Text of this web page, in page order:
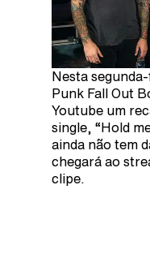
Nesta
Punk Fall Out
Youtube um
single, “Hold
ainda não tem
chegará ao
clipe.